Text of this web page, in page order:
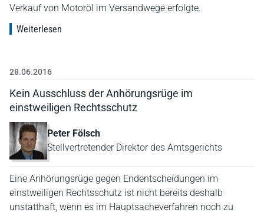
Verkauf von Motoröl im Versandwege erfolgte.
Weiterlesen
28.06.2016
Kein Ausschluss der Anhörungsrüge im
einstweiligen Rechtsschutz
Peter Fölsch
Stellvertretender Direktor des Amtsgerichts
Eine Anhörungsrüge gegen Endentscheidungen im
einstweiligen Rechtsschutz ist nicht bereits deshalb
unstatthaft, wenn es im Hauptsacheverfahren noch zu